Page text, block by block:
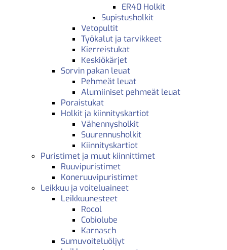
ER40 Holkit
Supistusholkit
Vetopultit
Työkalut ja tarvikkeet
Kierreistukat
Keskiökärjet
Sorvin pakan leuat
Pehmeät leuat
Alumiiniset pehmeät leuat
Poraistukat
Holkit ja kiinnityskartiot
Vähennysholkit
Suurennusholkit
Kiinnityskartiot
Puristimet ja muut kiinnittimet
Ruuvipuristimet
Koneruuvipuristimet
Leikkuu ja voiteluaineet
Leikkuunesteet
Rocol
Cobiolube
Karnasch
Sumuvoiteluöljyt